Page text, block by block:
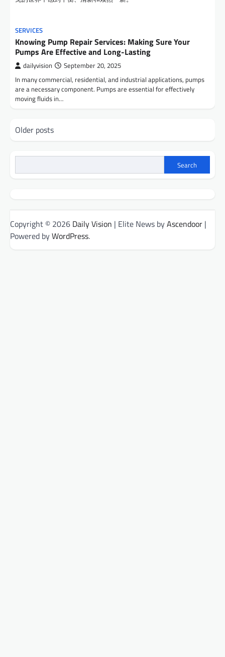
SERVICES
Knowing Pump Repair Services: Making Sure Your
Pumps Are Effective and Long-Lasting
dailyvision September 20, 2025
In many commercial, residential, and industrial applications, pumps
are a necessary component. Pumps are essential for effectively
moving fluids in…
Posts
navigation
Older posts
Search
Copyright © 2026 Daily Vision | Elite News byAscendoor |
Powered byWordPress.